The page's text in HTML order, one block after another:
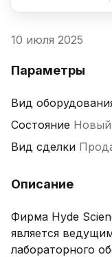
10 июля 2025
Параметры
Вид
Состояние Новый
Вид сделки
Описание
Фирма Hyde
является
лабораторного